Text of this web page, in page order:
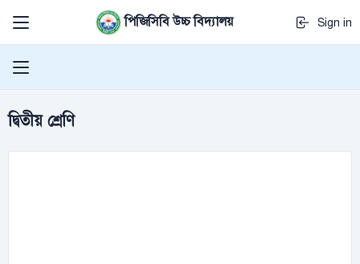
পিজিসিবি উচ্চ বিদ্যালয় Sign in
দ্বিতীয় শ্রেণি